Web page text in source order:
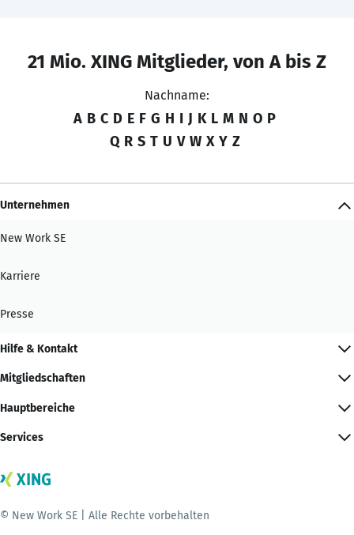
21 Mio. XING Mitglieder, von A bis Z
Nachname:
A B C D E F G H I J K L M N O P
Q R S T U V W X Y Z
Unternehmen
New Work SE
Karriere
Presse
Hilfe & Kontakt
Mitgliedschaften
Hauptbereiche
Services
© New Work SE | Alle Rechte vorbehalten